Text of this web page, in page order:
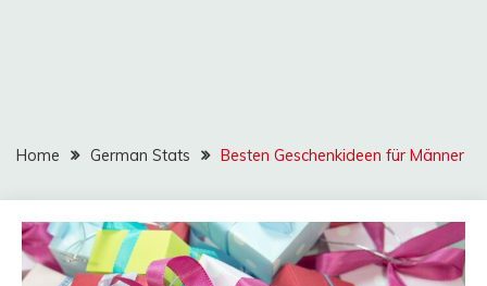
Home German Stats Besten Geschenkideen für Männer